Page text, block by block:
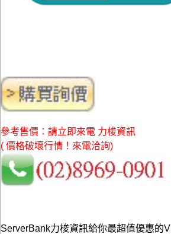
參考售價：請立即來電 力梭資訊
( 價格破壞行情！來電洽詢)
ServerBank力梭資訊給你最超值優惠的